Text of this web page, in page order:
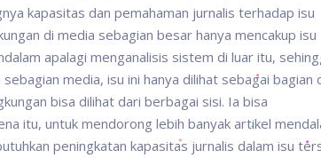
kapasitas dan pemahaman jurnalis terhadap isu
di media sebagian besar hanya mencakup isu
apalagi menganalisis sistem di luar itu,
media, isu ini hanya dilihat sebagai bagian
bisa dilihat dari berbagai sisi. Ia bisa
itu, untuk mendorong lebih banyak artikel
peningkatan kapasitas jurnalis dalam isu